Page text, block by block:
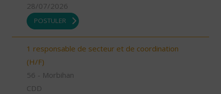
28/07/2026
POSTULER
1 responsable de secteur et de coordination
(H/F)
56 - Morbihan
CDD